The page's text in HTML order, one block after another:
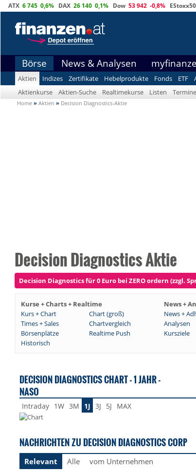
ATX 6 745 0,6% DAX 26 140 0,1% Dow 53 942 -0,8% EStoxx50
Börse News & Analysen
Aktien Indizes Zertifikate Hebelprodukte Fonds ETF
Aktienkurse
Aktien-Suche Realtimekurse Listen Termine
Home » Aktien » Decision Diagnostics-Aktie
Decision Diagnostics Aktie
Decision Diagnostics für 0 Euro bei ZERO ordern (zzgl.
Kurse + Charts + Realtime News +
Kurs + Chart
Chart (groß) News +
Times + Sales
Chartvergleich Analysen
Börsenplätze
Realtime Push Kursziele
Historisch
DECISION DIAGNOSTICS CHART - 1 JAHR -
NASO
Intraday 1W 3M 1J 3J 5J MAX
NACHRICHTEN ZU DECISION DIAGNOSTICS CORP
Relevant Alle vom Unternehmen